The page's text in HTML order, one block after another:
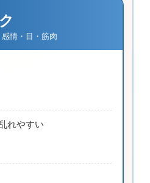
情・目・筋肉
れやすい